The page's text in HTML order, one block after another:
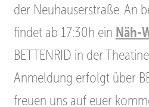
der Neuhauserstraße. An
findet ab 17:30h ein Näh-
BETTENRID in der
Anmeldung erfolgt über
freuen uns auf euer